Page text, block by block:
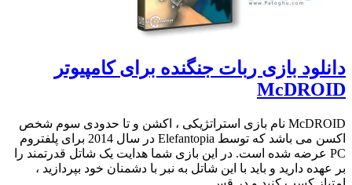
دانلود بازی ربات جنگنده برای کامپیوتر
McDROID
McDROID نام بازی استراتژیکی ، اکشن و تا حدودی سوم شخص
اکسن می باشد که توسط Elefantopia در سال 2014 برای پلفتروم
PC عرضه شده است. در این بازی شما هدایت یک شاتل قدرتمند را
بر عهده دارید و باید با این شاتل به نبر با دشمنان خود بپردازید ،